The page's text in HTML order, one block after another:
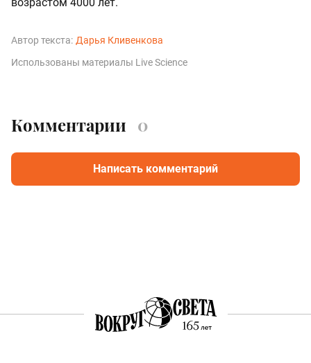
Автор текста: Дарья Кливенкова
Использованы материалы Live Science
Комментарии 0
Написать комментарий